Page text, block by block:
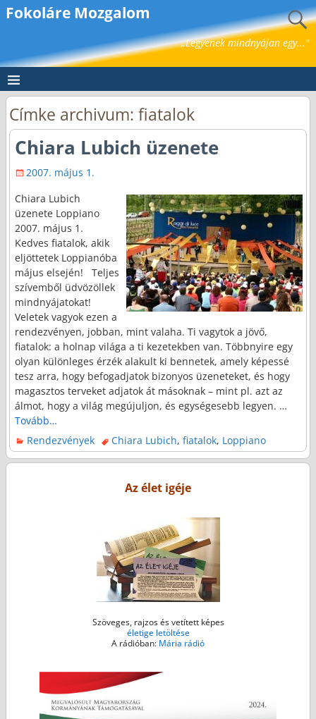
Fokoláre Mozgalom
„Legyenek mindnyájan egy..."
Címke archivum:fiatalok
Chiara Lubich üzenete
2007. május 1.
Chiara Lubich
üzenete Loppiano
2007. május 1.
Kedves fiatalok, akik
eljöttetek Loppianóba
május elsején! Teljes
szívemből üdvözöllek
mindnyájatokat!
Veletek vagyok ezen a
rendezvényen, jobban, mint valaha. Ti vagytok a jövő,
fiatalok: a holnap világa a ti kezetekben van. Többnyire egy
olyan különleges érzék alakult ki bennetek, amely képessé
tesz arra, hogy befogadjatok bizonyos üzeneteket, és hogy
magasztos terveket adjatok át másoknak – mint pl. azt az
álmot, hogy a világ megújuljon, és egységesebb legyen. …
Tovább…
Rendezvények
Chiara Lubich, fiatalok, Loppiano
Az élet igéje
Szöveges, rajzos és vetített képes
életige letöltése
A rádióban: Mária rádió